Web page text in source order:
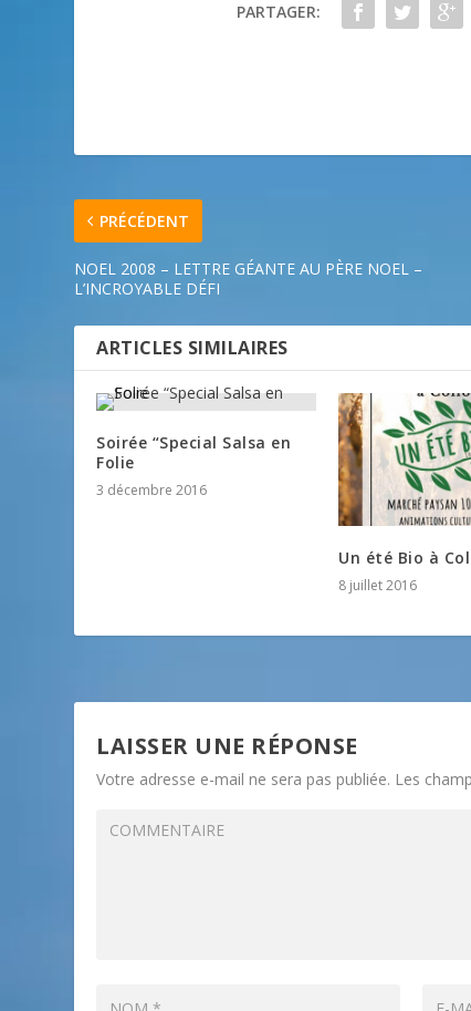
PARTAGER:
PRÉCÉDENT
NOEL 2008 – LETTRE GÉANTE AU PÈRE NOEL –
L’INCROYABLE DÉFI
ARTICLES SIMILAIRES
Soirée “Special Salsa en
Folie
3 décembre 2016
Un été Bio à
8 juillet 2016
LAISSER UNE RÉPONSE
Votre adresse e-mail ne sera pas publiée. Les